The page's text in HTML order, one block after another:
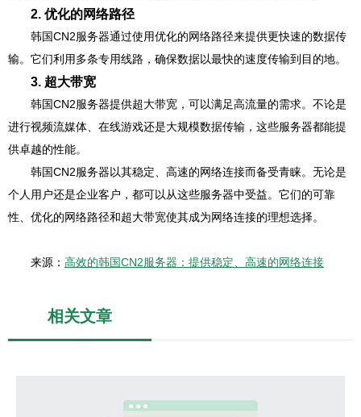
2. 优化的网络路径
韩国CN2服务器通过使用优化的网络路径来提供更快速的数据传
输。它们利用多条专用线路，确保数据以最快的速度传输到目的地。
3. 超大带宽
韩国CN2服务器提供超大带宽，可以满足高流量的需求。不论是
进行视频流媒体、在线游戏还是大规模数据传输，这些服务器都能提
供卓越的性能。
韩国CN2服务器以其稳定、高速的网络连接而备受青睐。无论是
个人用户还是企业客户，都可以从这些服务器中受益。它们的可靠
性、优化的网络路径和超大带宽使其成为网络连接的理想选择。
来源： 高效的韩国CN2服务器：提供稳定、高速的网络连接
相关文章